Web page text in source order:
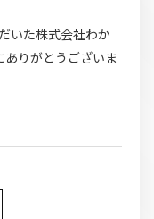
いた株式会社わか
りがとうございま